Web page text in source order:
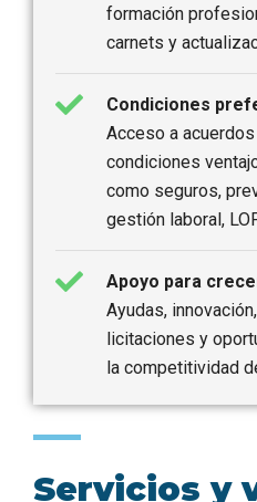
formación
carnets y
Condiciones
Acceso a
condiciones
como seguros,
gestión laboral,
Apoyo para
Ayudas,
licitaciones y
la competitividad
Servicios y